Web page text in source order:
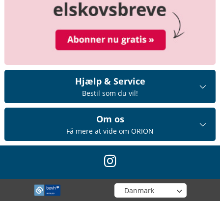
Hjælp & Service
Bestil som du vil!
Om os
Få mere at vide om ORION
instagram
Vælg din butik